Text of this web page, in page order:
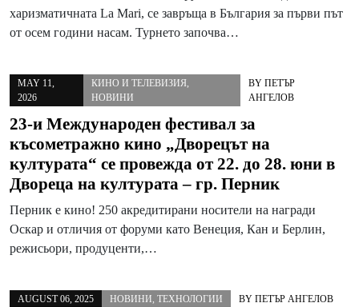
харизматичната La Mari, се завръща в България за първи път
от осем години насам. Турнето започва…
MAY 11,
2026
КИНО И ТЕЛЕВИЗИЯ
НОВИНИ
BY ПЕТЪР
АНГЕЛОВ
23-и Международен фестивал за
късометражно кино „Дворецът на
културата“ се провежда от 22. до 28. юни в
Двореца на културата – гр. Перник
Перник е кино! 250 акредитирани носители на награди
Оскар и отличия от форуми като Венеция, Кан и Берлин,
режисьори, продуценти,…
AUGUST 06, 2025 НОВИНИ ТЕХНОЛОГИИ BY ПЕТЪР АНГЕЛОВ